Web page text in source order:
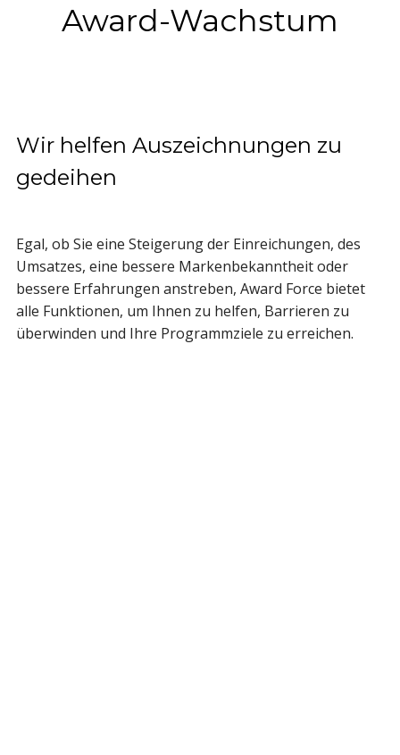
Award-Wachstum
Wir helfen Auszeichnungen zu
gedeihen
Egal, ob Sie eine Steigerung der Einreichungen, des
Umsatzes, eine bessere Markenbekanntheit oder
bessere Erfahrungen anstreben, Award Force bietet
alle Funktionen, um Ihnen zu helfen, Barrieren zu
überwinden und Ihre Programmziele zu erreichen.